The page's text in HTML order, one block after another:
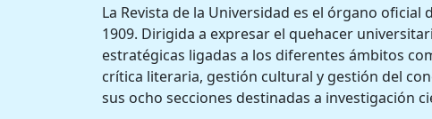
La Revista de la Universidad es el órgano oficial
1909. Dirigida a expresar el quehacer
estratégicas ligadas a los diferentes ámbitos
crítica literaria, gestión cultural y gestión del
sus ocho secciones destinadas a investigación